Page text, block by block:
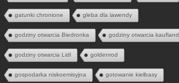
gatunki chronione gleba dla lawendy
godziny otwarcia Biedronka godziny otwarcia kaufland
godziny otwarcia Lidl goldenrod
gospodarka niskoemisyjna gotowanie kiełbasy